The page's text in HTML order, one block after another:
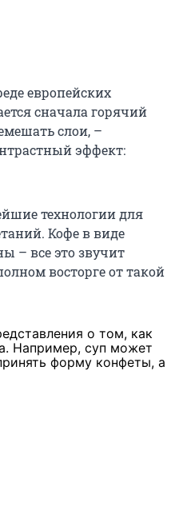
европейских
сначала горячий
слои, –
эффект:
технологии для
Кофе в виде
– все это звучит
восторге от такой
о том, как
Например, суп может
форму конфеты, а